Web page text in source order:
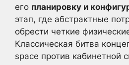
его планировку и
этап, где абстрактные
обрести четкие
Классическая битва
space против кабинетной